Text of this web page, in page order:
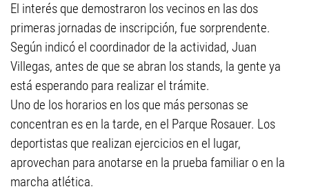
El interés que demostraron los vecinos en las dos
primeras jornadas de inscripción, fue sorprendente.
Según indicó el coordinador de la actividad, Juan
Villegas, antes de que se abran los stands, la gente ya
está esperando para realizar el trámite.
Uno de los horarios en los que más personas se
concentran es en la tarde, en el Parque Rosauer. Los
deportistas que realizan ejercicios en el lugar,
aprovechan para anotarse en la prueba familiar o en la
marcha atlética.